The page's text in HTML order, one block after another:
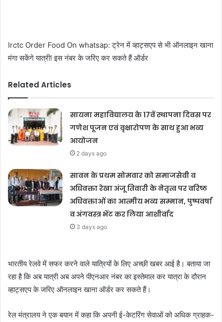
Irctc Order Food On whatsap: ट्रेन में व्हाट्सएप से भी ऑनलाइन खाना
मंगा सकेंगे यात्री! इस नंबर के जरिए कर सकते हैं ऑर्डर
Related Articles
सायना महाविद्यालय के 17वें स्थापना दिवस पर
गणेश पूजन एवं वृक्षारोपण के साथ हुआ भव्य
आयोजन
2 days ago
सावन के प्रथम सोमवार को समाजसेवी व
अधिवक्ता रेखा अंजू तिवारी के नेतृत्व पर वरिष्ठ
अधिवक्ताओं का आत्मीय भव्य सम्मान, पुष्पवर्षा
व अंगवस्त्र भेंट कर लिया आशीर्वाद
3 days ago
भारतीय रेलवे में सफर करने वाले यात्रियों के लिए अच्छी खबर आई है। बताया जा
रहा है कि अब यात्री अब अपने पीएनआर नंबर का इस्तेमाल कर यात्रा के दौरान
व्हाट्सएप के जरिए ऑनलाइन खाना ऑर्डर कर सकते हैं।
रेल मंत्रालय ने एक बयान में कहा कि अपनी ई-केटरिंग सेवाओं को अधिक ग्राहक-